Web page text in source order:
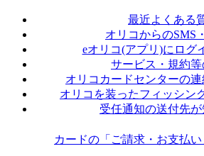
最近よくある
オリコからのSMS
eオリコ(アプリ)にログ
サービス・規約等
オリコカードセンターの
オリコを装ったフィッシン
受任通知の送付先
カードの「ご請求・お支払い